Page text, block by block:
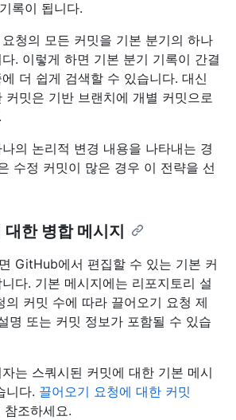
록이 됩니다.
청의 모든 커밋을 기본 분기의 하나
. 이렇게 하면 기본 분기 기록이 간결
더 쉽게 검색할 수 있습니다. 대신
커밋은 기반 브랜치에 개별 커밋으로
의 논리적 변경 내용을 나타내는 경
수정 커밋이 많은 경우 이 전략을 선
한 병합 메시지
GitHub에서 편집할 수 있는 기본 커
다. 기본 메시지에는 리포지토리 설
의 커밋 수에 따라 끌어오기 요청 제
명 또는 커밋 정보가 포함될 수 있습
는 스쿼시된 커밋에 대한 기본 메시
니다. 끌어오기 요청에 대한 커밋
참조하세요.